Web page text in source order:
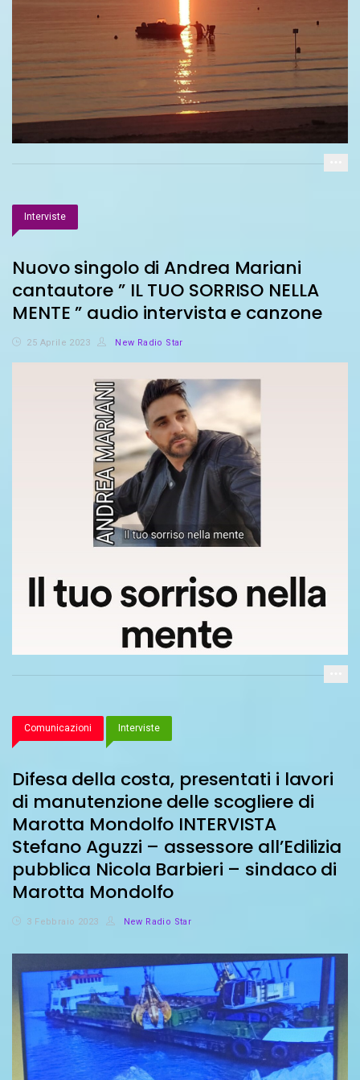
Interviste
Nuovo singolo di Andrea Mariani
cantautore ” IL TUO SORRISO NELLA
MENTE ” audio intervista e canzone
25 Aprile 2023 New Radio Star
Comunicazioni Interviste
Difesa della costa, presentati i lavori
di manutenzione delle scogliere di
Marotta Mondolfo INTERVISTA
Stefano Aguzzi – assessore all’Edilizia
pubblica Nicola Barbieri – sindaco di
Marotta Mondolfo
3 Febbraio 2023 New Radio Star